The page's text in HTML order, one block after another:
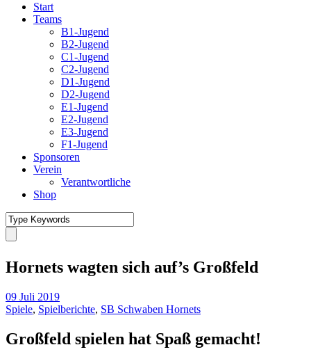
Start
Teams
B1-Jugend
B2-Jugend
C1-Jugend
C2-Jugend
D1-Jugend
D2-Jugend
E1-Jugend
E2-Jugend
E3-Jugend
F1-Jugend
Sponsoren
Verein
Verantwortliche
Shop
Hornets wagten sich auf’s Großfeld
09 Juli 2019
Spiele, Spielberichte, SB Schwaben Hornets
Großfeld spielen hat Spaß gemacht!